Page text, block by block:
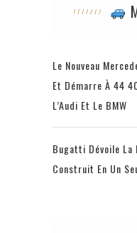
Le Nouveau
Et Démarre À 44
L’Audi Et Le BMW
Bugatti Dévoile La
Construit En Un